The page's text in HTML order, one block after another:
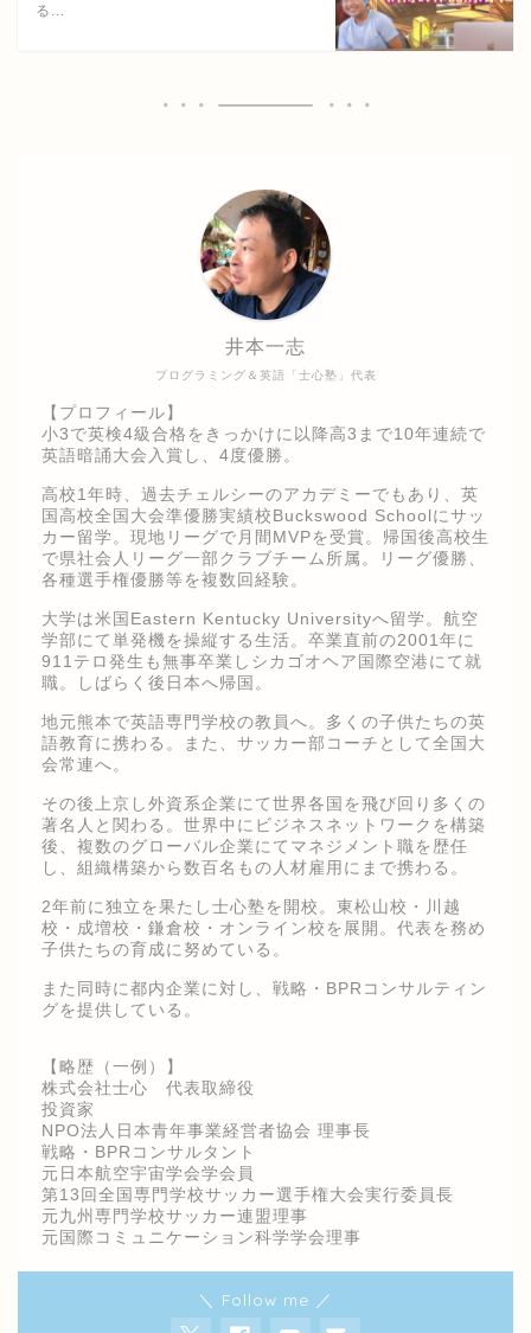
る...
プログラミング＆英語「士心塾」代表
井本一志
【プロフィール】
小3で英検4級合格をきっかけに以降高3まで10年連続で
英語暗誦大会入賞し、4度優勝。
高校1年時、過去チェルシーのアカデミーでもあり、英
国高校全国大会準優勝実績校Buckswood Schoolにサッ
カー留学。現地リーグで月間MVPを受賞。帰国後高校生
で県社会人リーグ一部クラブチーム所属。リーグ優勝、
各種選手権優勝等を複数回経験。
大学は米国Eastern Kentucky Universityへ留学。航空
学部にて単発機を操縦する生活。卒業直前の2001年に
911テロ発生も無事卒業しシカゴオヘア国際空港にて就
職。しばらく後日本へ帰国。
地元熊本で英語専門学校の教員へ。多くの子供たちの英
語教育に携わる。また、サッカー部コーチとして全国大
会常連へ。
その後上京し外資系企業にて世界各国を飛び回り多くの
著名人と関わる。世界中にビジネスネットワークを構築
後、複数のグローバル企業にてマネジメント職を歴任
し、組織構築から数百名もの人材雇用にまで携わる。
2年前に独立を果たし士心塾を開校。東松山校・川越
校・成増校・鎌倉校・オンライン校を展開。代表を務め
子供たちの育成に努めている。
また同時に都内企業に対し、戦略・BPRコンサルティン
グを提供している。
【略歴（一例）】
株式会社士心 代表取締役
投資家
NPO法人日本青年事業経営者協会 理事長
戦略・BPRコンサルタント
元日本航空宇宙学会学会員
第13回全国専門学校サッカー選手権大会実行委員長
元九州専門学校サッカー連盟理事
元国際コミュニケーション科学学会理事
＼ Follow me ／